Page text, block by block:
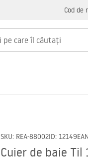
Cod de
SKU: REA-88002ID: 12149EAN
Cuier de baie Til